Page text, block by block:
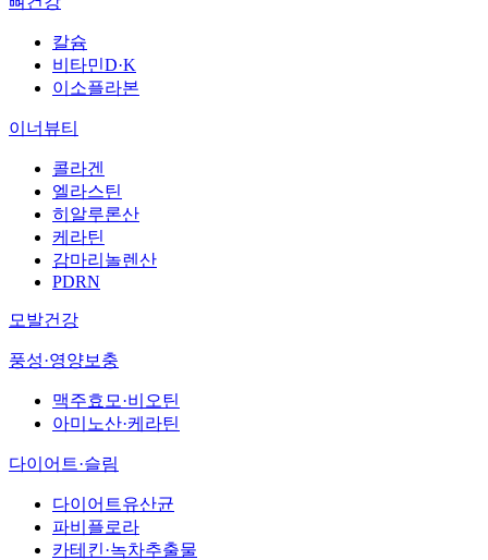
칼슘
비타민D·K
이소플라본
이너뷰티
콜라겐
엘라스틴
히알루론산
케라틴
감마리놀렌산
PDRN
모발건강
풍성·영양보충
맥주효모·비오틴
아미노산·케라틴
다이어트·슬림
다이어트유산균
파비플로라
카테킨·녹차추출물